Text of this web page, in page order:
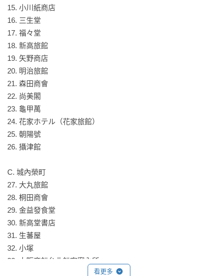
槓倒立的人加上增強體力字樣，呈現其主打項目；接骨院大喇
喇地秀出拿著看板的骷髏人，確實讓人一目了然；洋雜貨店以
一截著褲襪的長腿勾引目光；其他像是祝台博字樣、台灣島型
輪廓、巨大的台博牌樓也被融入構圖之中，有時還能看見以表
現南島風情的椰子樹或香蕉葉為襯。
這些台灣博覽會紀念章，是如何吸引這名木匠滿懷熱情，跑來
跑去，一個章一個章蓋，從北橫跨到南，從東奔走到西，還有
士林、北投、草山，連基隆都去了三次呢！
就讓我們隨著陳柔縉生動的文字，窺看那真真確確存在的文化
繁景吧！！
【這本書好有特色】
（1）「紀念章身世考」，
啥乜（siánn-mí）！作者居然連遮嘛知影！！
這數百個紀念章上的線索少到不能再少，有的僅有日文店號，
更別提配上設計怪趣的圖案，著實叫人丈二金剛摸不著頭腦。
作者陳柔縉費時兩年查詢史料，佐以鑽研台灣生活史十餘年的
內力，一個一個辨識這些紀念章，不但調查考究出其來源，更
生動地述說諸多逸事，讓人猶如穿越時空，與他們共舞。
15. 小川紙商店
16. 三生堂
17. 福々堂
18. 新高旅館
19. 矢野商店
20. 明治旅館
21. 森田商會
22. 尚美閣
23. 龜甲萬
24. 花家ホテル（花家旅館）
25. 朝陽號
26. 攝津館
C. 城內榮町
27. 大丸旅館
28. 桐田商會
29. 金益發食堂
30. 新高堂書店
31. 生蕃屋
32. 小塚
33. 大阪商船台北船客案內所
看更多